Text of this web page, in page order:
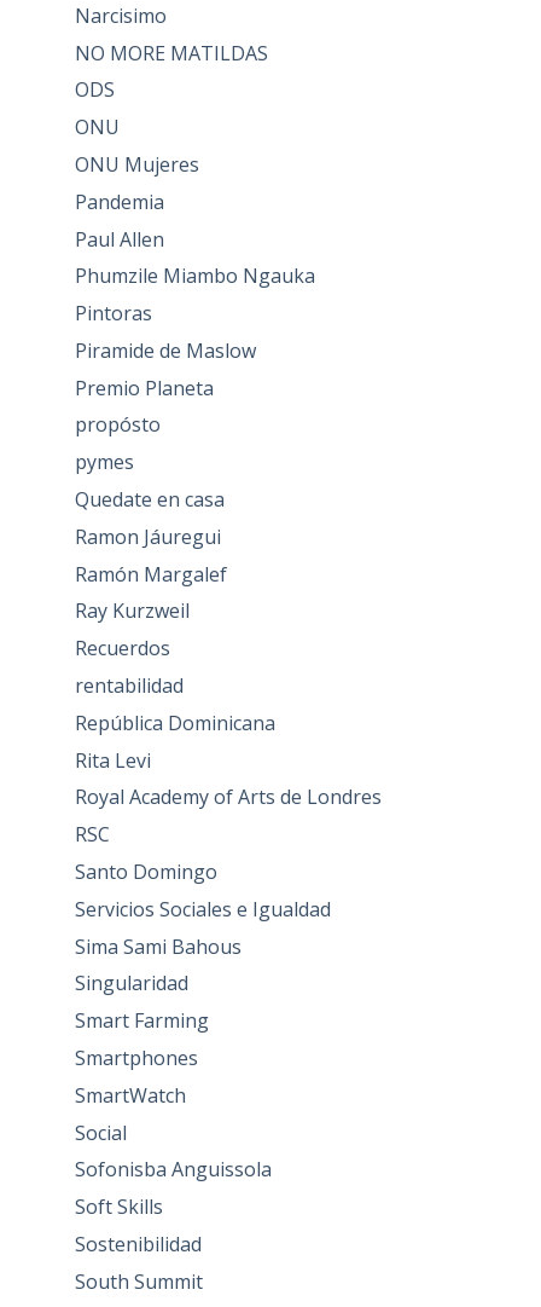
Narcisimo
NO MORE MATILDAS
ODS
ONU
ONU Mujeres
Pandemia
Paul Allen
Phumzile Miambo Ngauka
Pintoras
Piramide de Maslow
Premio Planeta
propósto
pymes
Quedate en casa
Ramon Jáuregui
Ramón Margalef
Ray Kurzweil
Recuerdos
rentabilidad
República Dominicana
Rita Levi
Royal Academy of Arts de Londres
RSC
Santo Domingo
Servicios Sociales e Igualdad
Sima Sami Bahous
Singularidad
Smart Farming
Smartphones
SmartWatch
Social
Sofonisba Anguissola
Soft Skills
Sostenibilidad
South Summit